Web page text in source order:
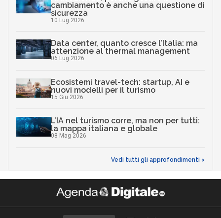
cambiamento è anche una questione di
sicurezza
10 Lug 2026
Data center, quanto cresce l’Italia: ma
attenzione al thermal management
06 Lug 2026
Ecosistemi travel-tech: startup, AI e
nuovi modelli per il turismo
15 Giu 2026
L’IA nel turismo corre, ma non per tutti:
la mappa italiana e globale
08 Mag 2026
Vedi tutti gli approfondimenti >